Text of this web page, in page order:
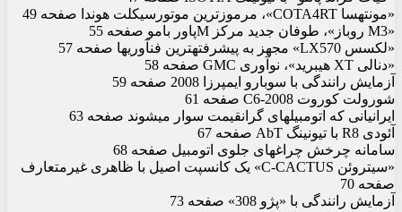
«مونته‏سا COTA4RT»، مرموزترین موتورسیکلت هوندا صفحه 49
«M3 روباز»، طوفان جدید مرکز Mپاور ب‏ام‏و صفحه 55
«لکسس LX570» مجهز به پیشرفته‏ترین فن‏آوری‏ها صفحه 57
«دنالی XT هیبرید»، نوآوری GMC صفحه 58
آزمایش رانندگی با سوبارو ایمپرزا 2008 صفحه 59
شورولت کوروت C6-2008 صفحه 61
ایرانیانی که اتومبیل‏های گران‏قیمت سوار می‏شوند صفحه 63
آئودی R8 با تیونینگ AbT صفحه 67
سامانه چرخش چراغ‏های جلوی اتومبیل صفحه 68
«سیتروئن C-CACTUS» یک کانسپت اصیل با ظاهری غیرمتعارف
صفحه 70
آزمایش رانندگی با «پژو 308» صفحه 73